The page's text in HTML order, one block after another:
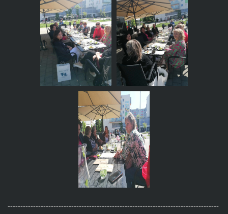
-----------------------------------------------------------------------------------